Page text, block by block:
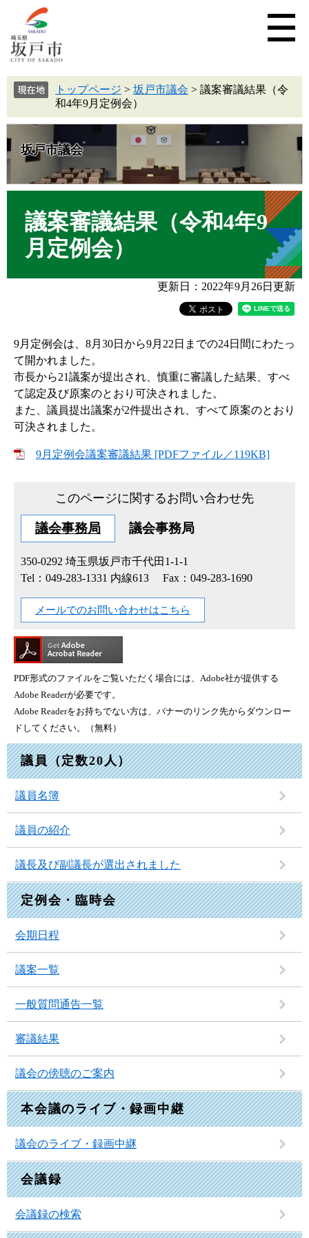
トップページ > 坂戸市議会 > 議案審議結果（令
和4年9月定例会）
坂戸市議会
議案審議結果（令和4年9
月定例会）
更新日：2022年9月26日更新
9月定例会は、8月30日から9月22日までの24日間にわたっ
て開かれました。
市長から21議案が提出され、慎重に審議した結果、すべ
て認定及び原案のとおり可決されました。
また、議員提出議案が2件提出され、すべて原案のとおり
可決されました。
9月定例会議案審議結果 [PDFファイル／119KB]
このページに関するお問い合わせ先
議会事務局 議会事務局
350-0292 埼玉県坂戸市千代田1-1-1
Tel：049-283-1331 内線613
Fax：049-283-1690
メールでのお問い合わせはこちら
PDF形式のファイルをご覧いただく場合には、Adobe社が提供する
Adobe Readerが必要です。
Adobe Readerをお持ちでない方は、バナーのリンク先からダウンロー
ドしてください。（無料）
議員（定数20人）
議員名簿
議員の紹介
議長及び副議長が選出されました
定例会・臨時会
会期日程
議案一覧
一般質問通告一覧
審議結果
議会の傍聴のご案内
本会議のライブ・録画中継
議会のライブ・録画中継
会議録
会議録の検索